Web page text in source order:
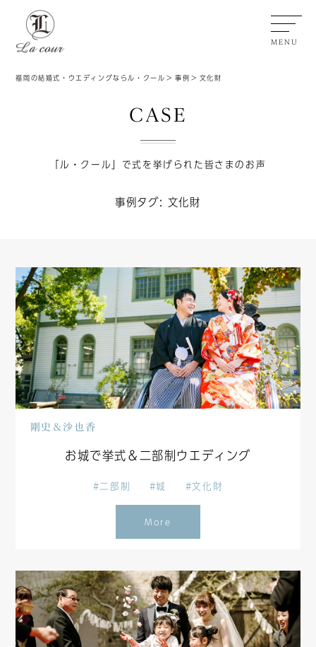
MENU
福岡の結婚式・ウエディングならル・クール 事例 文化財
CASE
「ル・クール」で式を挙げられた皆さまのお声
事例タグ: 文化財
剛史＆沙也香
お城で挙式＆二部制ウエディング
#二部制 #城 #文化財
More